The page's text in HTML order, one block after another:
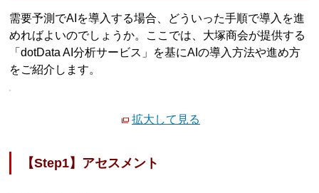
需要予測でAIを導入する場合、どういった手順で導入を進
めればよいのでしょうか。ここでは、大塚商会が提供する
「dotData AI分析サービス」を基にAIの導入方法や進め方
をご紹介します。
拡大して見る
【Step1】アセスメント